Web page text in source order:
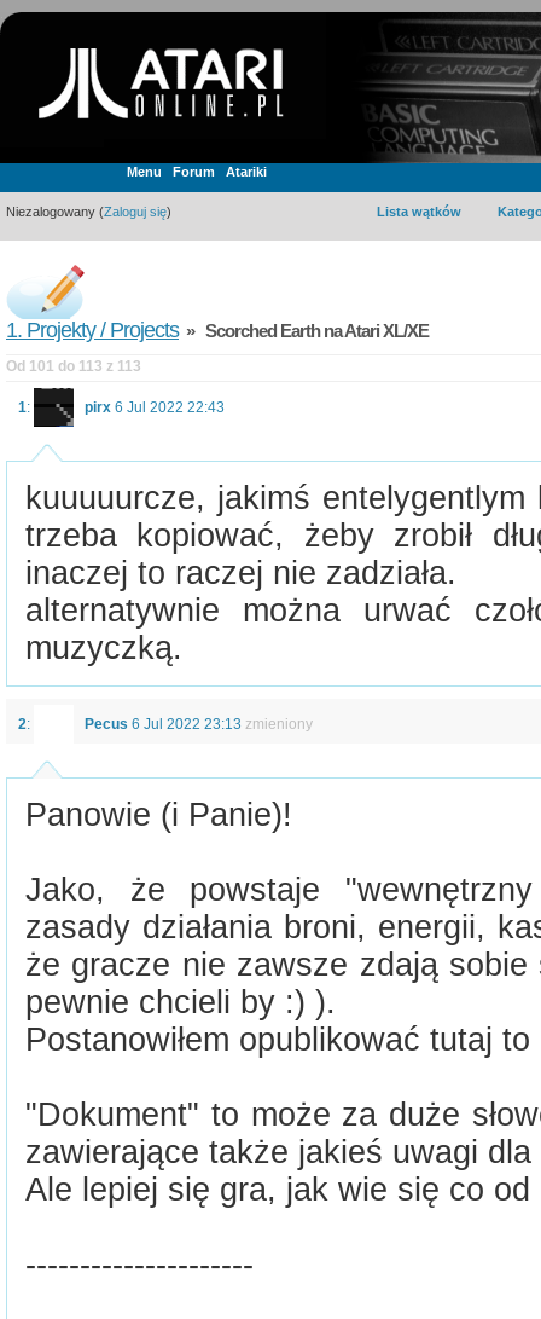
Menu Forum Atariki
Niezalogowany (Zaloguj się) Lista wątków
1. Projekty / Projects» Scorched Earth na Atari XL/XE
Od 101 do 113 z 113
1: pirx 6 Jul 2022 22:43
kuuuuurcze, jakimś
trzeba kopiować, żeby zrobił
inaczej to raczej nie zadziała.
alternatywnie można urwać
muzyczką.
2: Pecus 6 Jul 2022 23:13 zmieniony
Panowie (i Panie)!
Jako, że powstaje
zasady działania broni, energii,
że gracze nie zawsze zdają sobie
pewnie chcieli by :) ).
Postanowiłem opublikować tutaj to
"Dokument" to może za duże
zawierające także jakieś uwagi
Ale lepiej się gra, jak wie się co
---------------------